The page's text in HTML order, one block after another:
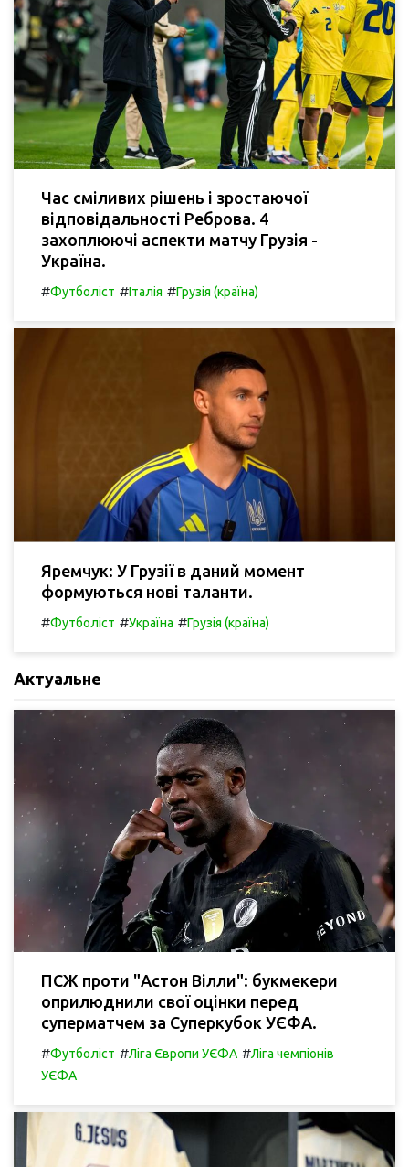
Час сміливих рішень і зростаючої
відповідальності Реброва. 4
захоплюючі аспекти матчу Грузія -
Україна.
#Футболіст #Італія #Грузія (країна)
Яремчук: У Грузії в даний момент
формуються нові таланти.
#Футболіст #Україна #Грузія (країна)
Актуальне
ПСЖ проти "Астон Вілли": букмекери
оприлюднили свої оцінки перед
суперматчем за Суперкубок УЄФА.
#Футболіст #Ліга Європи УЄФА #Ліга чемпіонів
УЄФА